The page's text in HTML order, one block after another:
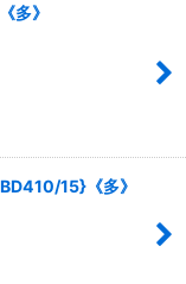
多》
15}《多》